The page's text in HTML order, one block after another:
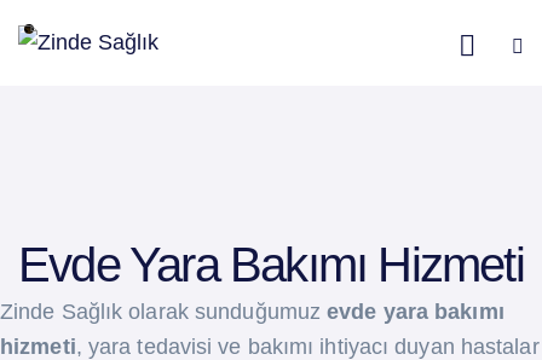
Evde Yara Bakımı Hizmeti
Zinde Sağlık olarak sunduğumuzevde yara bakımı
hizmeti, yara tedavisi ve bakımı ihtiyacı duyan hastalar